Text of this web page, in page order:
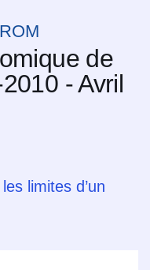
de
- Avril
limites d’un